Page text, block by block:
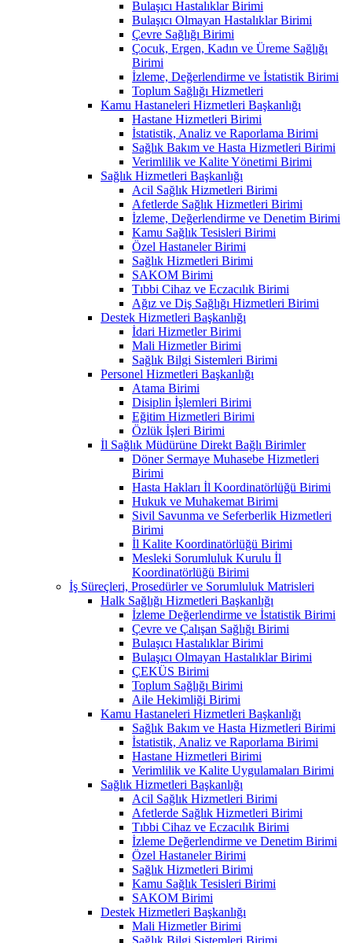
Bulaşıcı Hastalıklar Birimi
Bulaşıcı Olmayan Hastalıklar Birimi
Çevre Sağlığı Birimi
Çocuk, Ergen, Kadın ve Üreme Sağlığı
Birimi
İzleme, Değerlendirme ve İstatistik Birimi
Toplum Sağlığı Hizmetleri
Kamu Hastaneleri Hizmetleri Başkanlığı
Hastane Hizmetleri Birimi
İstatistik, Analiz ve Raporlama Birimi
Sağlık Bakım ve Hasta Hizmetleri Birimi
Verimlilik ve Kalite Yönetimi Birimi
Sağlık Hizmetleri Başkanlığı
Acil Sağlık Hizmetleri Birimi
Afetlerde Sağlık Hizmetleri Birimi
İzleme, Değerlendirme ve Denetim Birimi
Kamu Sağlık Tesisleri Birimi
Özel Hastaneler Birimi
Sağlık Hizmetleri Birimi
SAKOM Birimi
Tıbbi Cihaz ve Eczacılık Birimi
Ağız ve Diş Sağlığı Hizmetleri Birimi
Destek Hizmetleri Başkanlığı
İdari Hizmetler Birimi
Mali Hizmetler Birimi
Sağlık Bilgi Sistemleri Birimi
Personel Hizmetleri Başkanlığı
Atama Birimi
Disiplin İşlemleri Birimi
Eğitim Hizmetleri Birimi
Özlük İşleri Birimi
İl Sağlık Müdürüne Direkt Bağlı Birimler
Döner Sermaye Muhasebe Hizmetleri
Birimi
Hasta Hakları İl Koordinatörlüğü Birimi
Hukuk ve Muhakemat Birimi
Sivil Savunma ve Seferberlik Hizmetleri
Birimi
İl Kalite Koordinatörlüğü Birimi
Mesleki Sorumluluk Kurulu İl
Koordinatörlüğü Birimi
İş Süreçleri, Prosedürler ve Sorumluluk Matrisleri
Halk Sağlığı Hizmetleri Başkanlığı
İzleme Değerlendirme ve İstatistik Birimi
Çevre ve Çalışan Sağlığı Birimi
Bulaşıcı Hastalıklar Birimi
Bulaşıcı Olmayan Hastalıklar Birimi
ÇEKÜS Birimi
Toplum Sağlığı Birimi
Aile Hekimliği Birimi
Kamu Hastaneleri Hizmetleri Başkanlığı
Sağlık Bakım ve Hasta Hizmetleri Birimi
İstatistik, Analiz ve Raporlama Birimi
Hastane Hizmetleri Birimi
Verimlilik ve Kalite Uygulamaları Birimi
Sağlık Hizmetleri Başkanlığı
Acil Sağlık Hizmetleri Birimi
Afetlerde Sağlık Hizmetleri Birimi
Tıbbi Cihaz ve Eczacılık Birimi
İzleme Değerlendirme ve Denetim Birimi
Özel Hastaneler Birimi
Sağlık Hizmetleri Birimi
Kamu Sağlık Tesisleri Birimi
SAKOM Birimi
Destek Hizmetleri Başkanlığı
Mali Hizmetler Birimi
Sağlık Bilgi Sistemleri Birimi